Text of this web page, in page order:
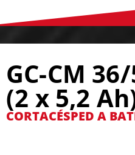
GC-CM
(2 x 5,2
CORTACÉSPED A